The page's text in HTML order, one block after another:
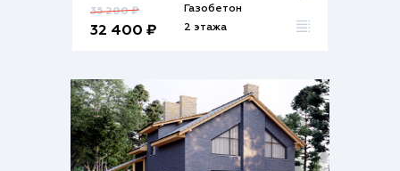
35 200 ₽
32 400 ₽
Газобетон
2 этажа